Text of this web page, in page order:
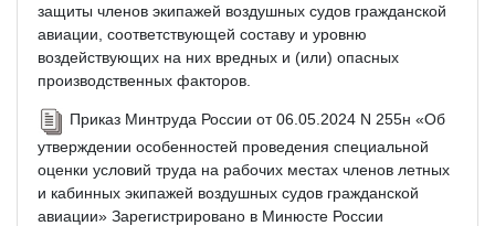
защиты членов экипажей воздушных судов гражданской
авиации, соответствующей составу и уровню
воздействующих на них вредных и (или) опасных
производственных факторов.
Приказ Минтруда России от 06.05.2024 N 255н «Об
утверждении особенностей проведения специальной
оценки условий труда на рабочих местах членов летных
и кабинных экипажей воздушных судов гражданской
авиации» Зарегистрировано в Минюсте России